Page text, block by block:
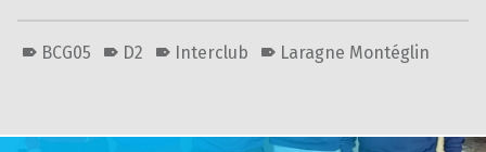
BCG05 D2 Interclub Laragne Montéglin
Post navigation